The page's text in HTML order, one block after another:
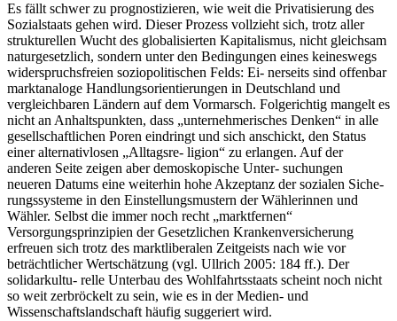
Es fällt schwer zu prognostizieren, wie weit die Privatisierung des
Sozialstaats gehen wird. Dieser Prozess vollzieht sich, trotz aller
strukturellen Wucht des globalisierten Kapitalismus, nicht gleichsam
naturgesetzlich, sondern unter den Bedingungen eines keineswegs
widerspruchsfreien soziopolitischen Felds: Ei- nerseits sind offenbar
marktanaloge Handlungsorientierungen in Deutschland und
vergleichbaren Ländern auf dem Vormarsch. Folgerichtig mangelt es
nicht an Anhaltspunkten, dass „unternehmerisches Denken“ in alle
gesellschaftlichen Poren eindringt und sich anschickt, den Status
einer alternativlosen „Alltagsre- ligion“ zu erlangen. Auf der
anderen Seite zeigen aber demoskopische Unter- suchungen
neueren Datums eine weiterhin hohe Akzeptanz der sozialen Siche-
rungssysteme in den Einstellungsmustern der Wählerinnen und
Wähler. Selbst die immer noch recht „marktfernen“
Versorgungsprinzipien der Gesetzlichen Krankenversicherung
erfreuen sich trotz des marktliberalen Zeitgeists nach wie vor
beträchtlicher Wertschätzung (vgl. Ullrich 2005: 184 ff.). Der
solidarkultu- relle Unterbau des Wohlfahrtsstaats scheint noch nicht
so weit zerbröckelt zu sein, wie es in der Medien- und
Wissenschaftslandschaft häufig suggeriert wird.